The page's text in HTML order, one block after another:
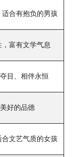
合有抱负的男孩
富有文学气息
目、相伴永恒
好的品德
文艺气质的女孩